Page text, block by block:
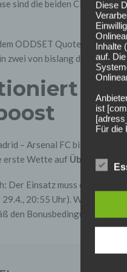
sind die beiden Clubs
ODDSET Quotenboost
zwei von bislang drei
der
– Arsenal FC bietet
erste Wette auf Über 1,5 Tore
Der Einsatz muss exakt 5 €
20:55 Uhr). Wenn der
den Bonusbedingungen
Diese
Inhalte
auf.
ist
Für die
2.
Wir
Daten